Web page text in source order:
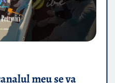
meu se va